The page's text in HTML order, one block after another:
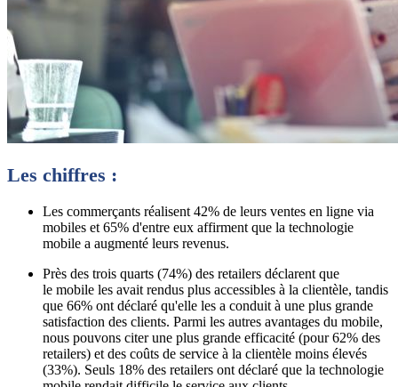
Les chiffres :
Les commerçants réalisent 42% de leurs ventes en ligne via
mobiles et 65% d'entre eux affirment que la technologie
mobile a augmenté leurs revenus.
Près des trois quarts (74%) des retailers déclarent que
le mobile les avait rendus plus accessibles à la clientèle, tandis
que 66% ont déclaré qu'elle les a conduit à une plus grande
satisfaction des clients. Parmi les autres avantages du mobile,
nous pouvons citer une plus grande efficacité (pour 62% des
retailers) et des coûts de service à la clientèle moins élevés
(33%). Seuls 18% des retailers ont déclaré que la technologie